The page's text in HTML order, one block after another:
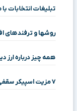
تبلیغات انتخابات
روشها و ترفندهای
همه چیز درباره ارز
۷ مزیت اسپیکر سقفی هوشمند در معماری خانه‌ های مدرن